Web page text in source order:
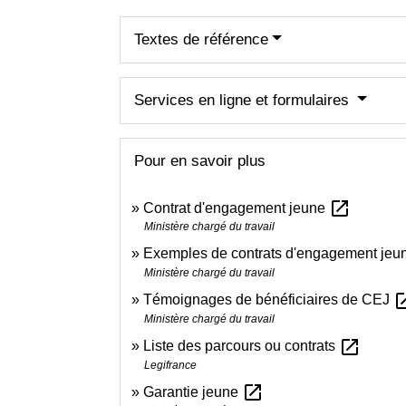
Textes de référence
Services en ligne et formulaires
Pour en savoir plus
Contrat d'engagement jeune open_in_new
Ministère chargé du travail
Exemples de contrats d'engagement
Ministère chargé du travail
Témoignages de bénéficiaires de CEJ
Ministère chargé du travail
Liste des parcours ou contrats open_in_new
Legifrance
Garantie jeune open_in_new